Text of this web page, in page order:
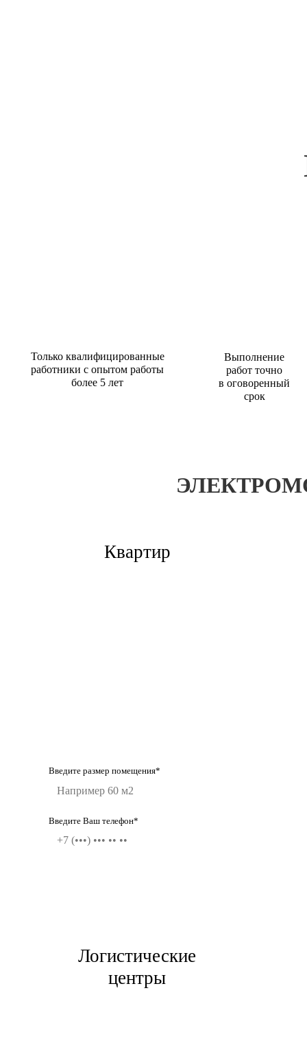
Логистические
центры
Только квалифицированные
работники с опытом работы
более 5 лет
Выполнение
работ точно
в оговоренный
срок
Введите Ваш телефон*
Введите размер помещения*
Квартир